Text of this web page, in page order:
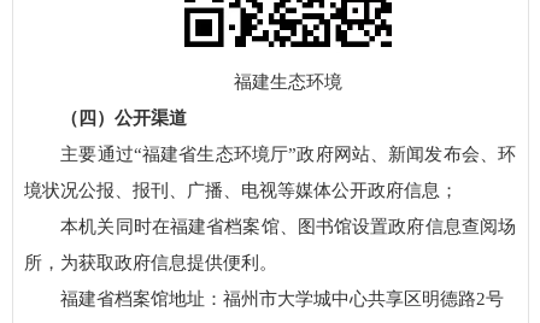
福建生态环境
（四）公开渠道
主要通过“福建省生态环境厅”政府网站、新闻发布会、环
境状况公报、报刊、广播、电视等媒体公开政府信息；
本机关同时在福建省档案馆、图书馆设置政府信息查阅场
所，为获取政府信息提供便利。
福建省档案馆地址：福州市大学城中心共享区明德路2号